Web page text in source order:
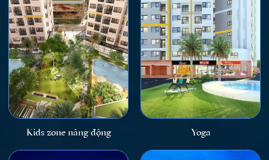
Kids zone năng động Yoga